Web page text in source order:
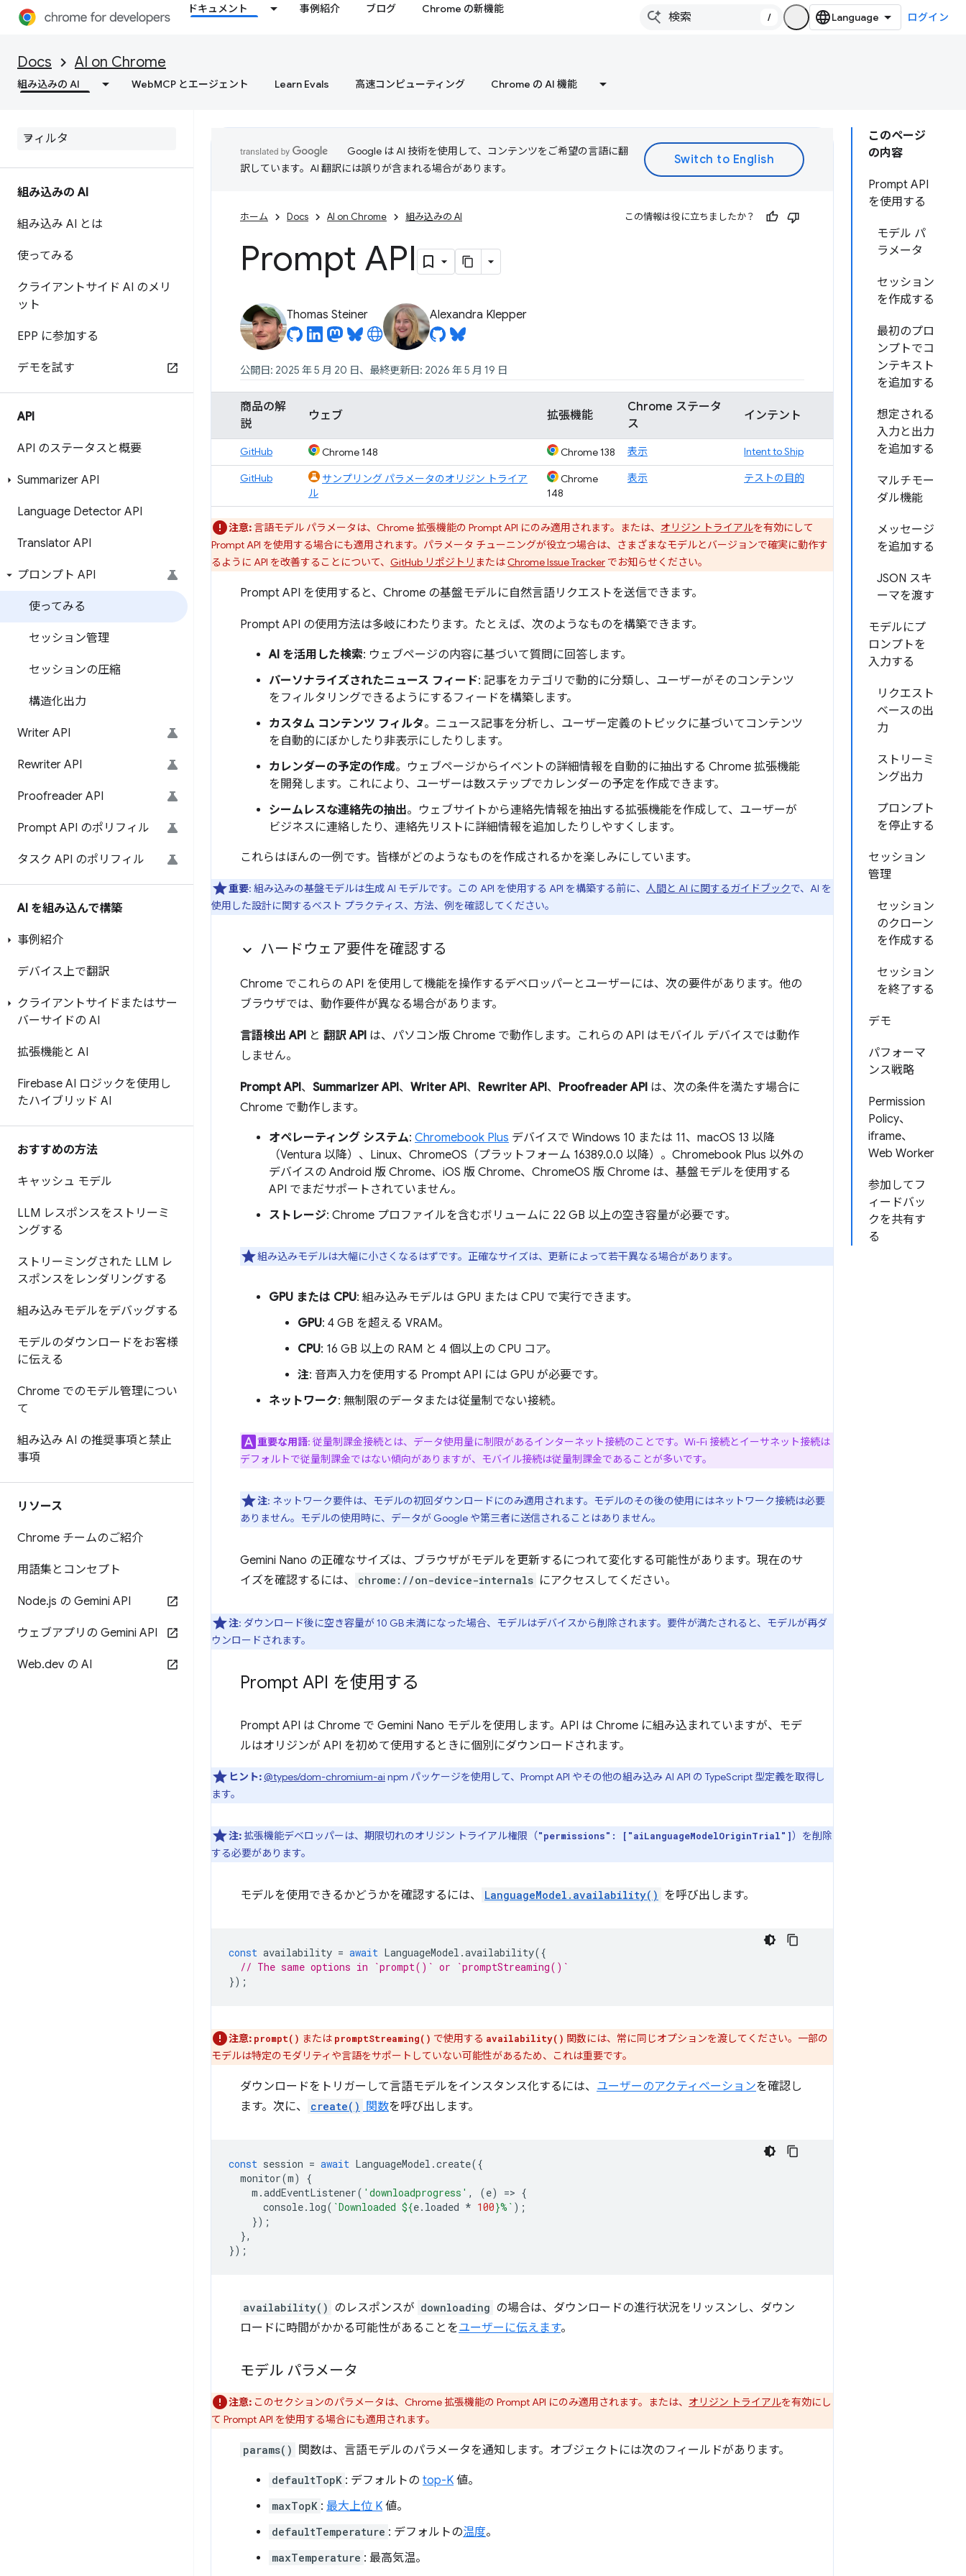
ドキュメント 事例紹介 ブログ Chrome の新機能
/ ログイン
Docs AI on Chrome
組み込みの AI WebMCP とエージェント Learn Evals 高速コンピューティング Chrome の AI 機能
組み込みの AI
組み込み AI とは
使ってみる
クライアントサイド AI のメリ
ット
EPP に参加する
デモを試す
API
API のステータスと概要
Summarizer API
Language Detector API
Translator API
プロンプト API
使ってみる
セッション管理
セッションの圧縮
構造化出力
Writer API
Rewriter API
Proofreader API
Prompt API のポリフィル
タスク API のポリフィル
AI を組み込んで構築
事例紹介
デバイス上で翻訳
クライアントサイドまたはサー
バーサイドの AI
拡張機能と AI
Firebase AI ロジックを使用し
たハイブリッド AI
おすすめの方法
キャッシュ モデル
LLM レスポンスをストリーミ
ングする
ストリーミングされた LLM レ
スポンスをレンダリングする
組み込みモデルをデバッグする
モデルのダウンロードをお客様
に伝える
Chrome でのモデル管理につい
て
組み込み AI の推奨事項と禁止
事項
リソース
Chrome チームのご紹介
用語集とコンセプト
Node.js の Gemini API
ウェブアプリの Gemini API
Web.dev の AI
このページ
の内容
Prompt API
を使用する
モデル パ
ラメータ
セッション
を作成する
最初のプロ
ンプトでコ
ンテキスト
を追加する
想定される
入力と出力
を追加する
マルチモー
ダル機能
メッセージ
を追加する
JSON スキ
ーマを渡す
モデルにプ
ロンプトを
入力する
リクエスト
ベースの出
力
ストリーミ
ング出力
プロンプト
を停止する
セッション
管理
セッション
のクローン
を作成する
セッション
を終了する
デモ
パフォーマ
ンス戦略
Permission
Policy、
iframe、
Web Worker
参加してフ
ィードバッ
クを共有す
る
Google は AI 技術を使用して、コンテンツをご希望の言語に翻
訳しています。AI 翻訳には誤りが含まれる場合があります。
ホーム Docs AI on Chrome 組み込みの AI この情報は役に立ちましたか？
Prompt API
Thomas Steiner Alexandra Klepper
公開日: 2025 年 5 月 20 日、最終更新日: 2026 年 5 月 19 日
商品の解
説
ウェブ 拡張機能
Chrome ステータ
ス
インテント
GitHub Chrome 148 Chrome 138 表示 Intent to Ship
GitHub
サンプリング パラメータのオリジン トライア
ル
Chrome
148
表示 テストの目的
注意: 言語モデル パラメータは、Chrome 拡張機能の Prompt API にのみ適用されます。または、 オリジン トライアルを有効にして
Prompt API を使用する場合にも適用されます。パラメータ チューニングが役立つ場合は、さまざまなモデルとバージョンで確実に動作す
るように API を改善することについて、 GitHub リポジトリ またはChrome Issue Tracker でお知らせください。
Prompt API を使用すると、Chrome の基盤モデルに自然言語リクエストを送信できます。
Prompt API の使用方法は多岐にわたります。たとえば、次のようなものを構築できます。
AI を活用した検索: ウェブページの内容に基づいて質問に回答します。
パーソナライズされたニュース フィード: 記事をカテゴリで動的に分類し、ユーザーがそのコンテンツ
をフィルタリングできるようにするフィードを構築します。
カスタム コンテンツ フィルタ。ニュース記事を分析し、ユーザー定義のトピックに基づいてコンテンツ
を自動的にぼかしたり非表示にしたりします。
カレンダーの予定の作成。ウェブページからイベントの詳細情報を自動的に抽出する Chrome 拡張機能
を開発します。これにより、ユーザーは数ステップでカレンダーの予定を作成できます。
シームレスな連絡先の抽出。ウェブサイトから連絡先情報を抽出する拡張機能を作成して、ユーザーが
ビジネスに連絡したり、連絡先リストに詳細情報を追加したりしやすくします。
これらはほんの一例です。皆様がどのようなものを作成されるかを楽しみにしています。
重要: 組み込みの基盤モデルは生成 AI モデルです。この API を使用する API を構築する前に、 人間と AI に関するガイドブックで、AI を
使用した設計に関するベスト プラクティス、方法、例を確認してください。
ハードウェア要件を確認する
Chrome でこれらの API を使用して機能を操作するデベロッパーとユーザーには、次の要件があります。他の
ブラウザでは、動作要件が異なる場合があります。
言語検出 API と 翻訳 API は、パソコン版 Chrome で動作します。これらの API はモバイル デバイスでは動作
しません。
Prompt API、 Summarizer API、 Writer API、 Rewriter API、 Proofreader API は、次の条件を満たす場合に
Chrome で動作します。
オペレーティング システム: Chromebook Plus デバイスで Windows 10 または 11、macOS 13 以降
（Ventura 以降）、Linux、ChromeOS（プラットフォーム 16389.0.0 以降）。Chromebook Plus 以外の
デバイスの Android 版 Chrome、iOS 版 Chrome、ChromeOS 版 Chrome は、基盤モデルを使用する
API でまだサポートされていません。
ストレージ: Chrome プロファイルを含むボリュームに 22 GB 以上の空き容量が必要です。
組み込みモデルは大幅に小さくなるはずです。正確なサイズは、更新によって若干異なる場合があります。
GPU または CPU: 組み込みモデルは GPU または CPU で実行できます。
GPU: 4 GB を超える VRAM。
CPU: 16 GB 以上の RAM と 4 個以上の CPU コア。
注: 音声入力を使用する Prompt API には GPU が必要です。
ネットワーク: 無制限のデータまたは従量制でない接続。
重要な用語: 従量制課金接続とは、データ使用量に制限があるインターネット接続のことです。 Wi-Fi 接続とイーサネット接続は
デフォルトで従量制課金ではない傾向がありますが、モバイル接続は従量制課金であることが多いです。
注: ネットワーク要件は、モデルの初回ダウンロードにのみ適用されます。モデルのその後の使用にはネットワーク接続は必要
ありません。モデルの使用時に、データが Google や第三者に送信されることはありません。
Gemini Nano の正確なサイズは、ブラウザがモデルを更新するにつれて変化する可能性があります。現在のサ
イズを確認するには、
chrome://on-device-internals にアクセスしてください。
注: ダウンロード後に空き容量が 10 GB 未満になった場合、モデルはデバイスから削除されます。要件が満たされると、モデルが再ダ
ウンロードされます。
Prompt API を使用する
Prompt API は Chrome で Gemini Nano モデルを使用します。API は Chrome に組み込まれていますが、モデ
ルはオリジンが API を初めて使用するときに個別にダウンロードされます。
ヒント:@types/dom-chromium-ai npm パッケージを使用して、Prompt API やその他の組み込み AI API の TypeScript 型定義を取得し
ます。
注: 拡張機能デベロッパーは、期限切れのオリジン トライアル権限（"permissions": ["aiLanguageModelOriginTrial"]）を削除
する必要があります。
モデルを使用できるかどうかを確認するには、 LanguageModel.availability() を呼び出します。
const availability = await LanguageModel .availability({
// The same options in `prompt()` or `promptStreaming()`
});
注意: prompt() または promptStreaming() で使用する availability() 関数には、常に同じオプションを渡してください。一部の
モデルは特定のモダリティや言語をサポートしていない可能性があるため、これは重要です。
ダウンロードをトリガーして言語モデルをインスタンス化するには、 ユーザーのアクティベーションを確認し
ます。次に、
create() 関数を呼び出します。
const session = await LanguageModel .create({
monitor(m)
{
m .addEventListener( 'downloadprogress' , (e) => {
console. log( `Downloaded ${e. loaded * 100}%` );
});
},
});
availability() のレスポンスが downloading の場合は、ダウンロードの進行状況をリッスンし、ダウン
ロードに時間がかかる可能性があることをユーザーに伝えます。
モデル パラメータ
注意: このセクションのパラメータは、Chrome 拡張機能の Prompt API にのみ適用されます。または、 オリジン トライアルを有効にし
て Prompt API を使用する場合にも適用されます。
params() 関数は、言語モデルのパラメータを通知します。オブジェクトには次のフィールドがあります。
defaultTopK : デフォルトの top-K 値。
maxTopK : 最大上位 K 値。
defaultTemperature : デフォルトの温度。
maxTemperature : 最高気温。